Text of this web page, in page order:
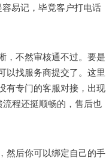
容易记，毕竟客户打电话
不然审核通不过。要是
以找服务商提交了。这里
有专门的客服对接，出现
程还挺顺畅的，售后也
后你可以绑定自己的手